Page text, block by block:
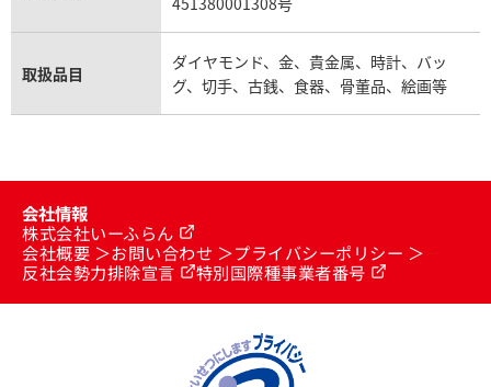
取扱品目
ダイヤモンド、金、貴金属、時計、バッ
グ、切手、古銭、食器、骨董品、絵画等
会社情報
株式会社いーふらん
会社概要
お問い合わせ
プライバシーポリシー
反社会勢力排除宣言
特別国際種事業者番号